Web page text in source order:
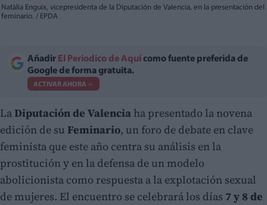
Natàlia Enguix, vicepresidenta de la Diputación de Valencia, en la presentación del
feminario. / EPDA
Añadir El Periodico de Aquí como fuente preferida de
Google de forma gratuita.
ACTIVAR AHORA
LaDiputación de Valencia ha presentado la novena
edición de su Feminario, un foro de debate en clave
feminista que este año centra su análisis en la
prostitución y en la defensa de un modelo
abolicionista como respuesta a la explotación sexual
de mujeres. El encuentro se celebrará los días 7 y 8 de